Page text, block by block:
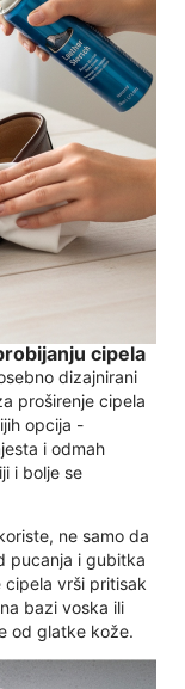
cipela
dizajnirani
proširenje cipela
opcija -
i odmah
i bolje se
ne samo da
pucanja i gubitka
cipela vrši pritisak
bazi voska ili
od glatke kože.